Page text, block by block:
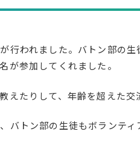
行われました。バトン部の
が参加してくれました。
たりして、年齢を超えた交
トン部の生徒もボランティ